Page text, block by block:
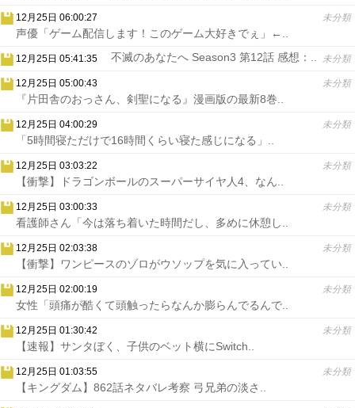
12月25日 06:00:27 未分類
声優「ゲーム配信します！このゲーム大好きでぇ」←..
12月25日 05:41:35 未分類
不滅のあなたへ Season3 第12話 感想：..
12月25日 05:00:43 未分類
『片田舎のおっさん、剣聖になる』漫画版の最新8巻..
12月25日 04:00:29 未分類
「5時間寝ただけで16時間くらい寝た感じになる」..
12月25日 03:03:22 未分類
【衝撃】ドラゴンボールのスーパーサイヤ人4、なん..
12月25日 03:00:33 未分類
看護師さん「今は落ち着いた時間だし、多めに休憩し..
12月25日 02:03:38 未分類
【衝撃】ワンピースのゾロがウソップを気に入ってい..
12月25日 02:00:19 未分類
女性「頭痛が酷くて頭触ったらなんか膨らんでるんで..
12月25日 01:30:42 未分類
【速報】サンタぼく、子供のベット横にSwitch..
12月25日 01:03:55 未分類
【キングダム】862話ネタバレ考察 弓兄弟の淡さ..